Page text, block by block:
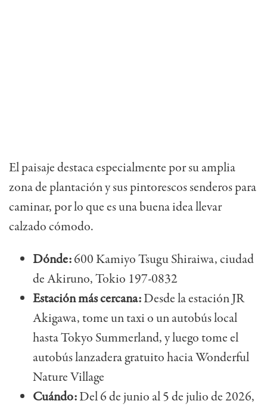
El paisaje destaca especialmente por su amplia
zona de plantación y sus pintorescos senderos para
caminar, por lo que es una buena idea llevar
calzado cómodo.
Dónde:600 Kamiyo Tsugu Shiraiwa, ciudad
de Akiruno, Tokio 197-0832
Estación más cercana:Desde la estación JR
Akigawa, tome un taxi o un autobús local
hasta Tokyo Summerland, y luego tome el
autobús lanzadera gratuito hacia Wonderful
Nature Village
Cuándo:Del 6 de junio al 5 de julio de 2026,